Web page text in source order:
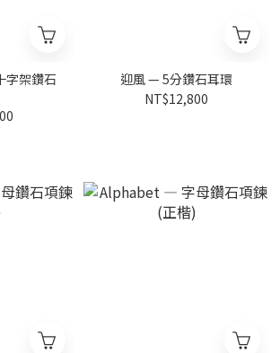
字架鑽石
迎風 — 5分鑽石耳環
NT$12,800